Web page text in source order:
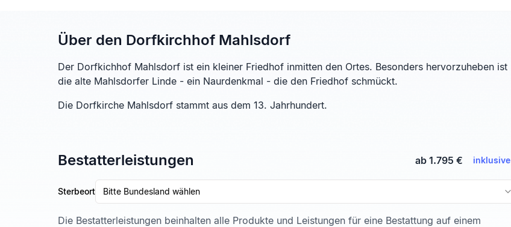
Über den Dorfkirchhof Mahlsdorf
Der Dorfkichhof Mahlsdorf ist ein kleiner Friedhof inmitten den Ortes. Besonders hervorzuheben ist
die alte Mahlsdorfer Linde - ein Naurdenkmal - die den Friedhof schmückt.
Die Dorfkirche Mahlsdorf stammt aus dem 13. Jahrhundert.
Bestatterleistungen ab 1.795 € inklusive
Sterbeort Bitte Bundesland wählen
Die Bestatterleistungen beinhalten alle Produkte und Leistungen für eine Bestattung auf einem